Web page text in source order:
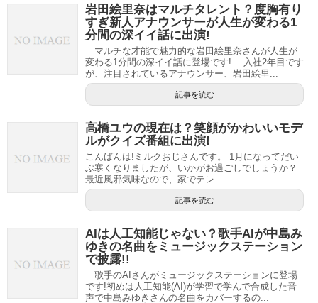
岩田絵里奈はマルチタレント？度胸有り
すぎ新人アナウンサーが人生が変わる1
分間の深イイ話に出演!
マルチな才能で魅力的な岩田絵里奈さんが人生が
変わる1分間の深イイ話に登場です! 入社2年目です
が、注目されているアナウンサー、岩田絵里...
記事を読む
高橋ユウの現在は？笑顔がかわいいモデ
ルがクイズ番組に出演!
こんばんは!ミルクおじさんです。 1月になってだい
ぶ寒くなりましたが、いかがお過ごしでしょうか？
最近風邪気味なので、家でテレ...
記事を読む
AIは人工知能じゃない？歌手AIが中島み
ゆきの名曲をミュージックステーション
で披露!!
歌手のAIさんがミュージックステーションに登場
です!初めは人工知能(AI)が学習で学んで合成した音
声で中島みゆきさんの名曲をカバーするの...